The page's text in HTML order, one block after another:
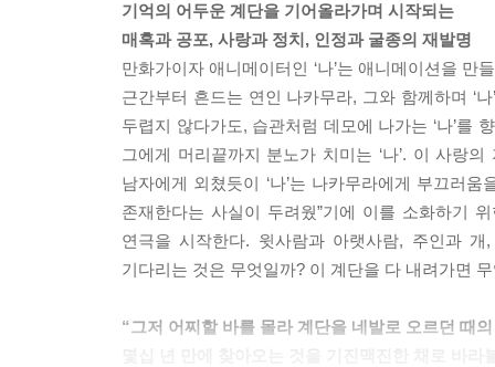
백사진 속 제복이 주는 야만성, 꼭 끼는 제복과 완
같은 색으로 화려하게 채색된 프로파간다 포스터
엄청나게 따뜻했다. 나카무라의 그 이해할 수 없
우익적 아름다움이란 뭔가? 화장을 하고 옷을 갖
인 아름다움, 얼굴을 일그러뜨리며 거세게 우짖
박제하려는 의도로 그려졌다고 할 때, 정물화가
이미지를 박제하고 그 박제를 모방, 과장하며 문
갈참나무의 어머니」
나카무라에게서 그전까지 손에 넣은 적 없던 만
이 달랑거리는 목걸이는 이국적이다. 섭이 하인
기억의 어두운 계단을 기어올라가며 시작되는
매혹과 공포, 사랑과 정치, 인정과 굴종의 재발명
만화가이자 애니메이터인 ‘나’는 애니메이션을 만
근간부터 흔드는 연인 나카무라, 그와 함께하며 ‘
두렵지 않다가도, 습관처럼 데모에 나가는 ‘나’를
그에게 머리끝까지 분노가 치미는 ‘나’. 이 사랑
남자에게 외쳤듯이 ‘나’는 나카무라에게 부끄러
존재한다는 사실이 두려웠”기에 이를 소화하기
연극을 시작한다. 윗사람과 아랫사람, 주인과
기다리는 것은 무엇일까? 이 계단을 다 내려가면
“그저 어찌할 바를 몰라 계단을 네발로 오르던 때